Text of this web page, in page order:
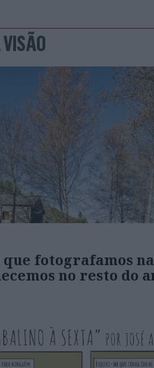
que fotografamos
no resto do